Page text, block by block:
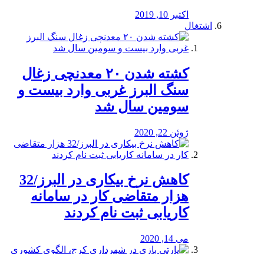
اکتبر 10, 2019
اشتغال
کشته شدن ۲۰ معدنچی زغال
سنگ البرز غربی وارد بیست و
سومین سال شد
ژوئن 22, 2020
کاهش نرخ بیکاری در البرز/32
هزار متقاضی کار در سامانه
کاریابی ثبت نام کردند
می 14, 2020